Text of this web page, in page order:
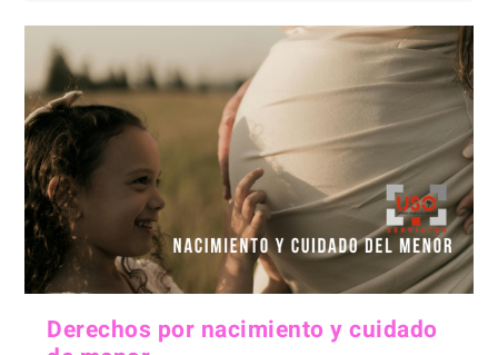
Derechos por nacimiento y cuidado